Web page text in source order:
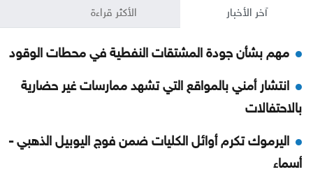
آخر الأخبار الأكثر قراءة
مهم بشأن جودة المشتقات النفطية في محطات الوقود
انتشار أمني بالمواقع التي تشهد ممارسات غير حضارية
بالاحتفالات
اليرموك تكرم أوائل الكليات ضمن فوج اليوبيل الذهبي -
أسماء